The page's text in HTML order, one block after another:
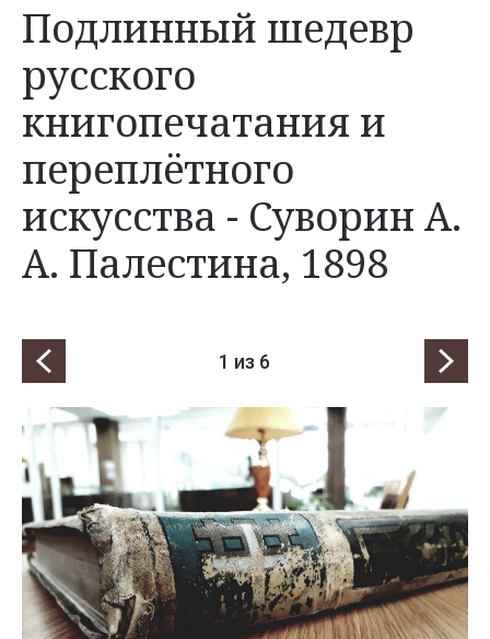
Подлинный шедевр
русского
книгопечатания и
переплётного
искусства - Суворин А.
А. Палестина, 1898
1 из 6